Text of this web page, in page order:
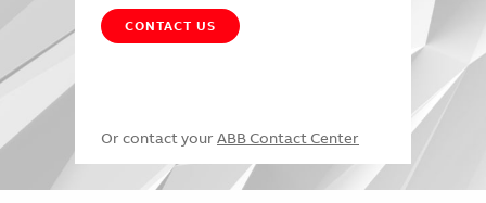
CONTACT US
Or contact your ABB Contact Center